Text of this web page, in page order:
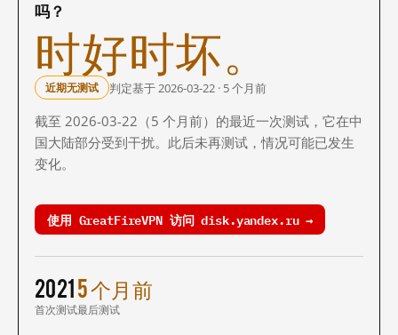
吗？
时好时坏。
近期无测试 判定基于 2026-03-22 · 5 个月前
截至 2026-03-22（5 个月前）的最近一次测试，它在中
国大陆部分受到干扰。此后未再测试，情况可能已发生
变化。
使用 GreatFireVPN 访问 disk.yandex.ru →
2021
首次测试
5 个月前
最后测试